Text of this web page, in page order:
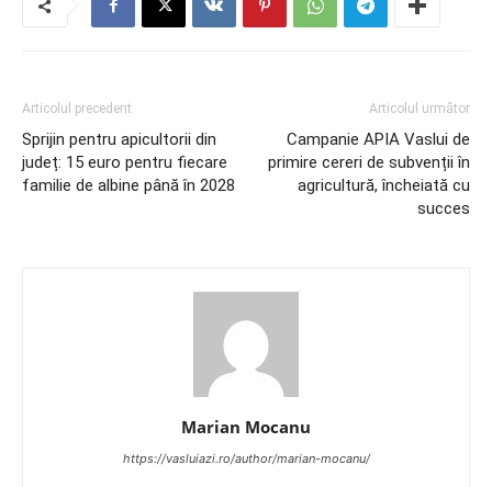
Articolul precedent
Sprijin pentru apicultorii din
județ: 15 euro pentru fiecare
familie de albine până în 2028
Articolul următor
Campanie APIA Vaslui de
primire cereri de subvenții în
agricultură, încheiată cu
succes
Marian Mocanu
https://vasluiazi.ro/author/marian-mocanu/